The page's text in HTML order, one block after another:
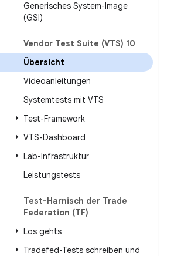
Generisches System-Image
(GSI)
Vendor Test Suite (VTS) 10
Übersicht
Videoanleitungen
Systemtests mit VTS
Test-Framework
VTS-Dashboard
Lab-Infrastruktur
Leistungstests
Test-Harnisch der Trade
Federation (TF)
Los gehts
Tradefed-Tests schreiben und